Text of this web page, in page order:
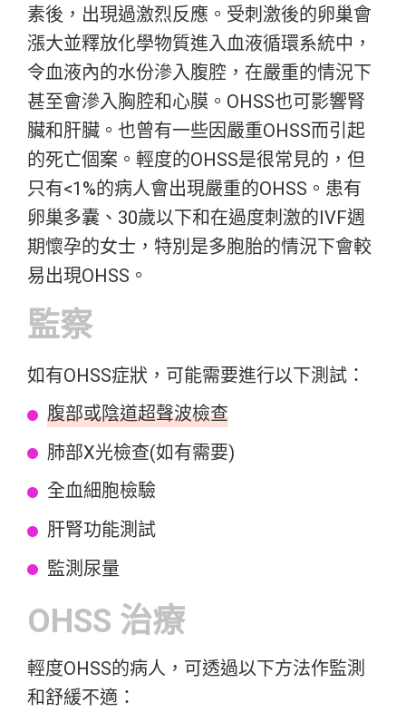
素後，出現過激烈反應。受刺激後的卵巢會
漲大並釋放化學物質進入血液循環系統中，
令血液內的水份滲入腹腔，在嚴重的情況下
甚至會滲入胸腔和心膜。OHSS也可影響腎
臟和肝臟。也曾有一些因嚴重OHSS而引起
的死亡個案。輕度的OHSS是很常見的，但
只有<1%的病人會出現嚴重的OHSS。患有
卵巢多囊、30歲以下和在過度刺激的IVF週
期懷孕的女士，特別是多胞胎的情況下會較
易出現OHSS。
監察
如有OHSS症狀，可能需要進行以下測試：
腹部或陰道超聲波檢查
肺部X光檢查(如有需要)
全血細胞檢驗
肝腎功能測試
監測尿量
OHSS 治療
輕度OHSS的病人，可透過以下方法作監測
和舒緩不適：